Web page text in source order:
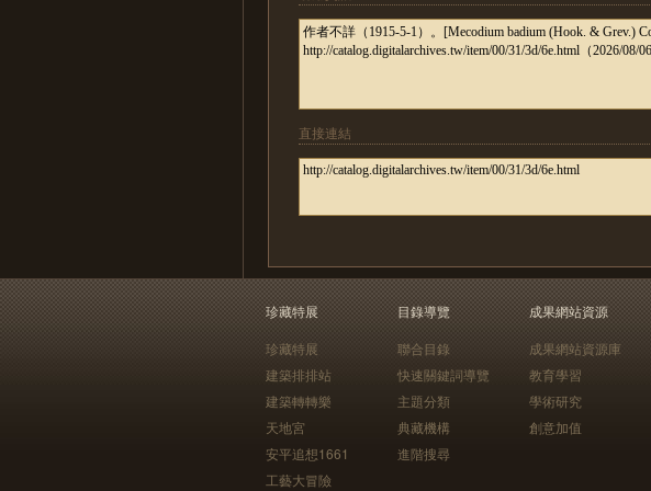
直接連結
珍藏特展
珍藏特展
建築排排站
建築轉轉樂
天地宮
安平追想1661
工藝大冒險
目錄導覽
聯合目錄
快速關鍵詞導覽
主題分類
典藏機構
進階搜尋
成果網站資源
成果網站資源庫
教育學習
學術研究
創意加值